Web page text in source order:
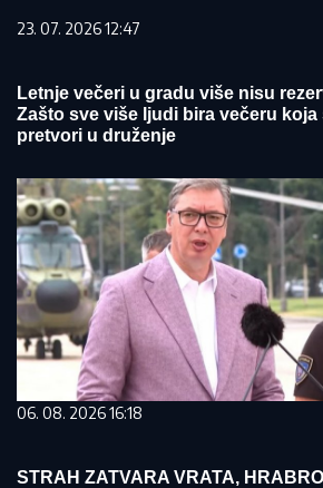
23. 07. 2026 12:47
Letnje večeri u gradu više nisu
Zašto sve više ljudi bira večeru
pretvori u druženje
06. 08. 2026 16:18
STRAH ZATVARA VRATA,